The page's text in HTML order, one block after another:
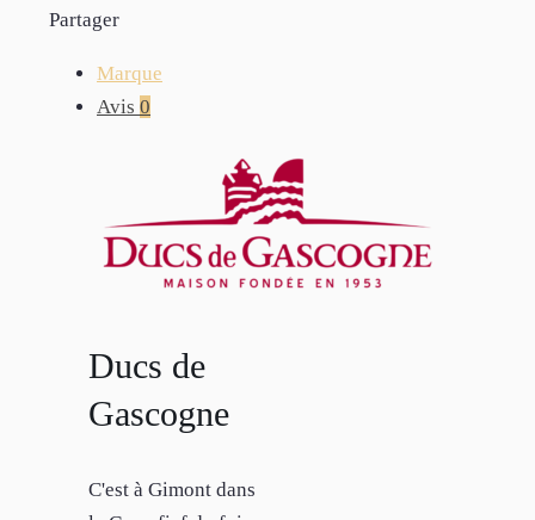
Partager
Marque
Avis 0
Ducs de
Gascogne
C'est à Gimont dans